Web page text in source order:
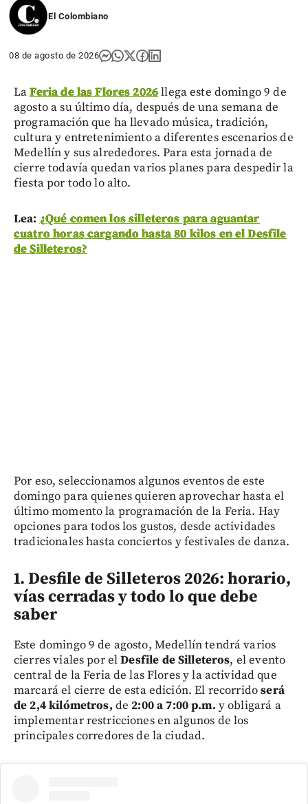
El Colombiano
08 de agosto de 2026
LaFeria de las Flores 2026llega este domingo 9 de
agosto a su último día, después de una semana de
programación que ha llevado música, tradición,
cultura y entretenimiento a diferentes escenarios de
Medellín y sus alrededores. Para esta jornada de
cierre todavía quedan varios planes para despedir la
fiesta por todo lo alto.
Lea: ¿Qué comen los silleteros para aguantar
cuatro horas cargando hasta 80 kilos en el Desfile
de Silleteros?
Por eso, seleccionamos algunos eventos de este
domingo para quienes quieren aprovechar hasta el
último momento la programación de la Feria. Hay
opciones para todos los gustos, desde actividades
tradicionales hasta conciertos y festivales de danza.
1. Desfile de Silleteros 2026: horario,
vías cerradas y todo lo que debe
saber
Este domingo 9 de agosto, Medellín tendrá varios
cierres viales por elDesfile de Silleteros, el evento
central de la Feria de las Flores y la actividad que
marcará el cierre de esta edición. El recorridoserá
de 2,4 kilómetros, de2:00 a 7:00 p.m. y obligará a
implementar restricciones en algunos de los
principales corredores de la ciudad.